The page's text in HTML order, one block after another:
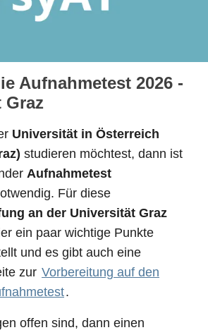
2026 | 32
Deutsch Spanisch
Aufnahmetest 2026 -
Graz
Universität in Österreich
studieren möchtest, dann ist
Aufnahmetest
Für diese
an der Universität Graz
ein paar wichtige Punkte
und es gibt auch eine
zur Vorbereitung auf den
.
offen sind, dann einen